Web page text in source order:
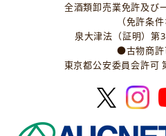
全酒類卸売業免許及び
（免許条件
泉大津法（証明）第
●古物商許
東京都公安委員会許可